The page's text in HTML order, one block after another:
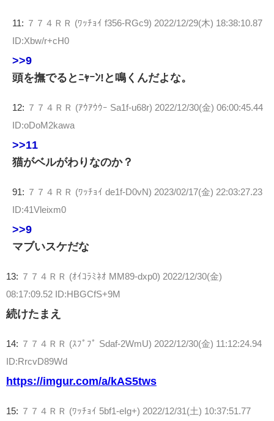
11: ７７４ＲＲ (ﾜｯﾁｮｲ f356-RGc9) 2022/12/29(木) 18:38:10.87
ID:Xbw/r+cH0
>>9
頭を撫でるとﾆｬｰﾝ!と鳴くんだよな。
12: ７７４ＲＲ (ｱｳｱｳｳｰ Sa1f-u68r) 2022/12/30(金) 06:00:45.44
ID:oDoM2kawa
>>11
猫がベルがわりなのか？
91: ７７４ＲＲ (ﾜｯﾁｮｲ de1f-D0vN) 2023/02/17(金) 22:03:27.23
ID:41Vleixm0
>>9
マブいスケだな
13: ７７４ＲＲ (ｵｲｺﾗﾐﾈｵ MM89-dxp0) 2022/12/30(金)
08:17:09.52 ID:HBGCfS+9M
続けたまえ
14: ７７４ＲＲ (ｽﾌﾟﾌﾟ Sdaf-2WmU) 2022/12/30(金) 11:12:24.94
ID:RrcvD89Wd
https://imgur.com/a/kAS5tws
15: ７７４ＲＲ (ﾜｯﾁｮｲ 5bf1-eIg+) 2022/12/31(土) 10:37:51.77